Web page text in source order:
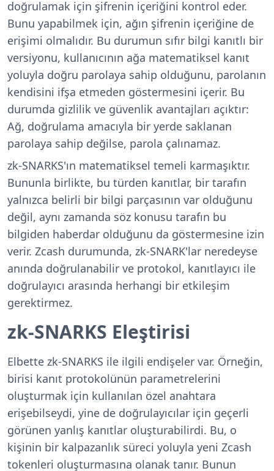
doğrulamak için şifrenin içeriğini kontrol eder.
Bunu yapabilmek için, ağın şifrenin içeriğine de
erişimi olmalıdır. Bu durumun sıfır bilgi kanıtlı bir
versiyonu, kullanıcının ağa matematiksel kanıt
yoluyla doğru parolaya sahip olduğunu, parolanın
kendisini ifşa etmeden göstermesini içerir. Bu
durumda gizlilik ve güvenlik avantajları açıktır:
Ağ, doğrulama amacıyla bir yerde saklanan
parolaya sahip değilse, parola çalınamaz.
zk-SNARKS'ın matematiksel temeli karmaşıktır.
Bununla birlikte, bu türden kanıtlar, bir tarafın
yalnızca belirli bir bilgi parçasının var olduğunu
değil, aynı zamanda söz konusu tarafın bu
bilgiden haberdar olduğunu da göstermesine izin
verir. Zcash durumunda, zk-SNARK'lar neredeyse
anında doğrulanabilir ve protokol, kanıtlayıcı ile
doğrulayıcı arasında herhangi bir etkileşim
gerektirmez.
zk-SNARKS Eleştirisi
Elbette zk-SNARKS ile ilgili endişeler var. Örneğin,
birisi kanıt protokolünün parametrelerini
oluşturmak için kullanılan özel anahtara
erişebilseydi, yine de doğrulayıcılar için geçerli
görünen yanlış kanıtlar oluşturabilirdi. Bu, o
kişinin bir kalpazanlık süreci yoluyla yeni Zcash
tokenleri oluşturmasına olanak tanır. Bunun